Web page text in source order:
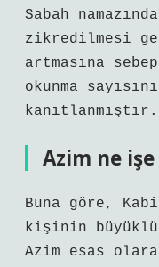
Sabah
zikredilmesi
artmasına
okunma
kanıtlanmıştır.
Azim ne
Buna göre,
kişinin
Azim esas